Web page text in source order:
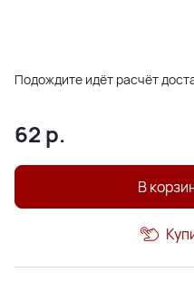
Подождите идёт расчёт
62 р.
В